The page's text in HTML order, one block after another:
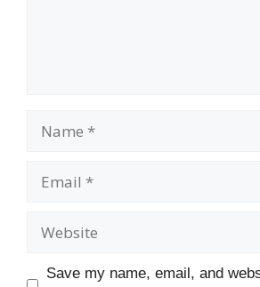
Save my name, email, and